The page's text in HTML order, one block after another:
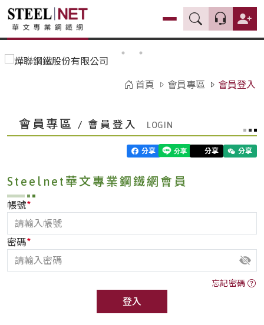
首頁 會員專區 會員登入
會員專區 / 會員登入
分享 分享 分享
Steelnet華文專業鋼鐵網會員
帳號*
密碼*
忘記密碼
登入